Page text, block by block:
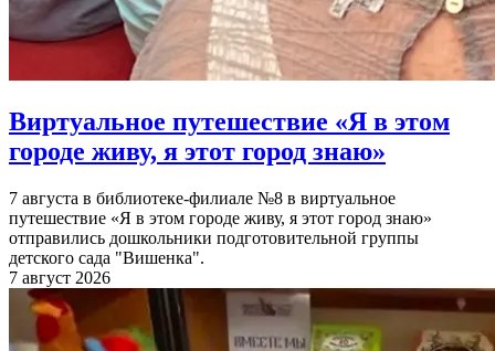
Виртуальное путешествие «Я в этом
городе живу, я этот город знаю»
7 августа в библиотеке-филиале №8 в виртуальное
путешествие «Я в этом городе живу, я этот город знаю»
отправились дошкольники подготовительной группы
детского сада "Вишенка".
7 август 2026